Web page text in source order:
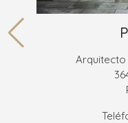
Arquitecto